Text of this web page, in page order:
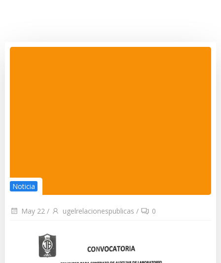
Noticia
May 22 / ugelrelacionespublicas / 0